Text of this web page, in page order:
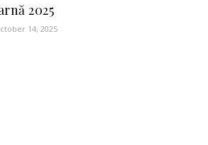
2025
14, 2025